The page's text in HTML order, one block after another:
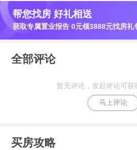
不少刚需购房者还是在关注这
外沿处稍微便宜片区。
所属地理位置优越，将进行综
筹的景贝-黄贝岭片区项目如今
帮您找房 好礼相送
获取专属置业报告 0元领3888元找房礼
全部评论
暂无评论，发起评论可获
马上评论
买房攻略